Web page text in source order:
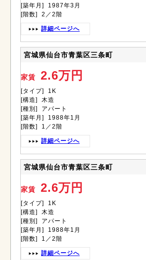
[築年月] 1987年3月
[階数] 2／2階
詳細ページへ
宮城県仙台市青葉区三条町
家賃 2.6万円
[タイプ] 1K
[構造] 木造
[種別] アパート
[築年月] 1988年1月
[階数] 1／2階
詳細ページへ
宮城県仙台市青葉区三条町
家賃 2.6万円
[タイプ] 1K
[構造] 木造
[種別] アパート
[築年月] 1988年1月
[階数] 1／2階
詳細ページへ